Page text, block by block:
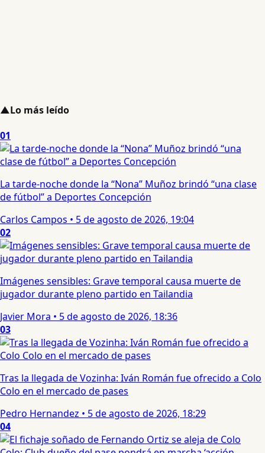
▲Lo más leído
01
La tarde-noche donde la “Nona” Muñoz brindó “una clase
de fútbol” a Deportes Concepción
Carlos Campos • 5 de agosto de 2026, 19:04
02
Imágenes sensibles: Grave temporal causa muerte de
jugador durante pleno partido en Tailandia
Javier Mora • 5 de agosto de 2026, 18:36
03
Tras la llegada de Vozinha: Iván Román fue ofrecido a Colo
Colo en el mercado de pases
Pedro Hernandez • 5 de agosto de 2026, 18:29
04